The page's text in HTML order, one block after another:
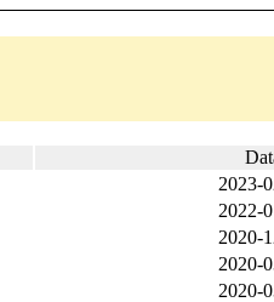
2023-
2022-
2020-
2020-
2020-